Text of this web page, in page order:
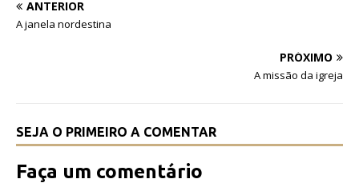
b r A
ANTERIOR
A janela nordestina
PRÓXIMO
A missão da igreja
SEJA O PRIMEIRO A COMENTAR
Faça um comentário